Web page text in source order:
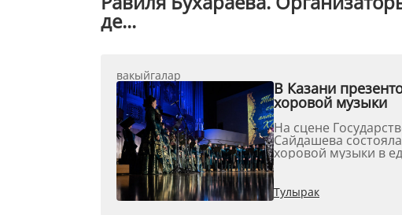
де...
вакыйгалар
В Казани
хоровой музыки
На сцене
Сайдашева
хоровой музыки в
Тулырак